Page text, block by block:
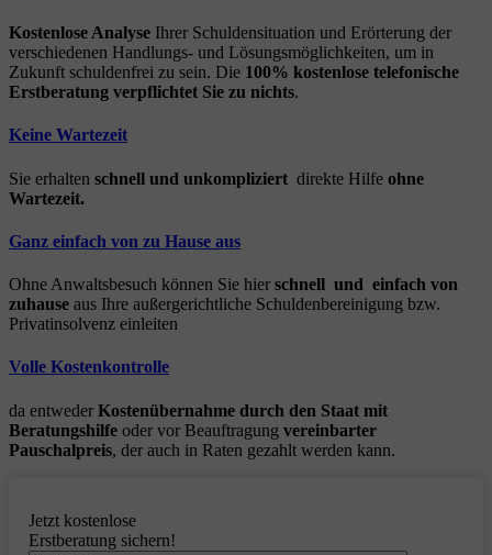
Kostenlose Analyse Ihrer Schuldensituation und Erörterung der
verschiedenen Handlungs- und Lösungsmöglichkeiten, um in
Zukunft schuldenfrei zu sein. Die 100% kostenlose telefonische
Erstberatung verpflichtet Sie zu nichts.
Keine Wartezeit
Sie erhalten schnell und unkompliziert direkte Hilfe ohne
Wartezeit.
Ganz einfach von zu Hause aus
Ohne Anwaltsbesuch können Sie hier schnell und einfach von
zuhause aus Ihre außergerichtliche Schuldenbereinigung bzw.
Privatinsolvenz einleiten
Volle Kostenkontrolle
da entweder Kostenübernahme durch den Staat mit
Beratungshilfe oder vor Beauftragung vereinbarter
Pauschalpreis, der auch in Raten gezahlt werden kann.
Jetzt kostenlose
Erstberatung sichern!